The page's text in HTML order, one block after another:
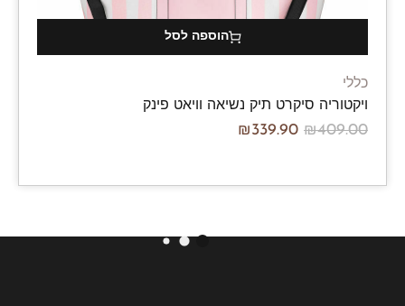
הוספה לסל
כללי
ויקטוריה סיקרט תיק נשיאה וויאט פינק
₪409.00
₪339.90